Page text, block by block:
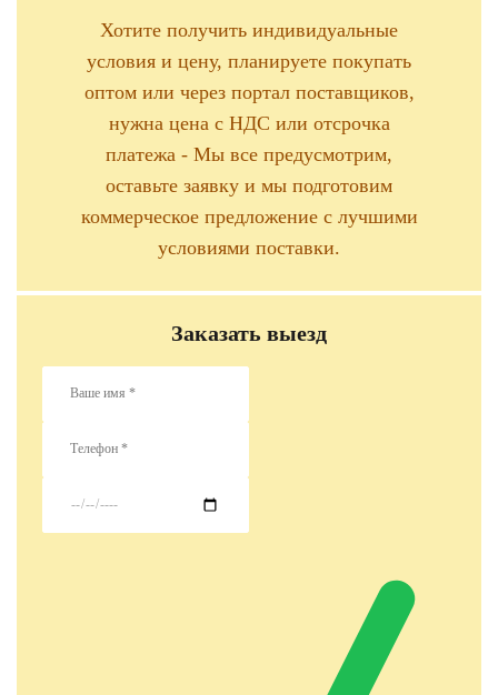
Хотите получить индивидуальные
условия и цену, планируете покупать
оптом или через портал поставщиков,
нужна цена с НДС или отсрочка
платежа - Мы все предусмотрим,
оставьте заявку и мы подготовим
коммерческое предложение с лучшими
условиями поставки.
Заказать выезд